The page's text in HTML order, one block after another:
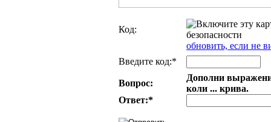
Код:
обновить, если не
Введите код:*
Вопрос:
Дополни
коли ... крива.
Ответ:*